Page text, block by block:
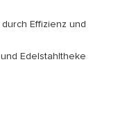
durch Effizienz und